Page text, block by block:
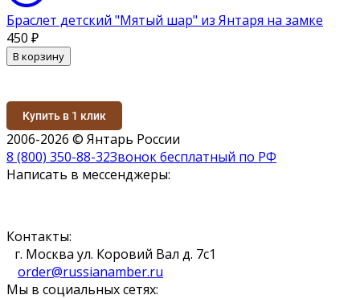
Браслет детский "Мятый шар" из Янтаря на замке
450 ₽
В корзину
Купить в 1 клик
2006-2026 © Янтарь России
8 (800) 350-88-32Звонок бесплатный по РФ
Написать в мессенджеры:
Контакты:
г. Москва ул. Коровий Вал д. 7с1
order@russianamber.ru
Мы в социальных сетях: